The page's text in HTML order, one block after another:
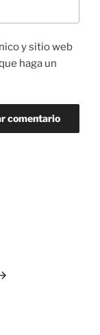
y sitio web
haga un